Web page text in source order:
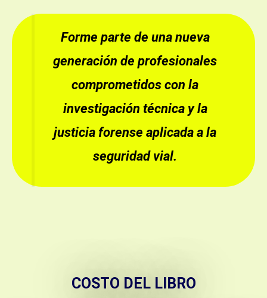
Forme parte de una nueva
generación de profesionales
comprometidos con la
investigación técnica y la
justicia forense aplicada a la
seguridad vial.
COSTO DEL LIBRO